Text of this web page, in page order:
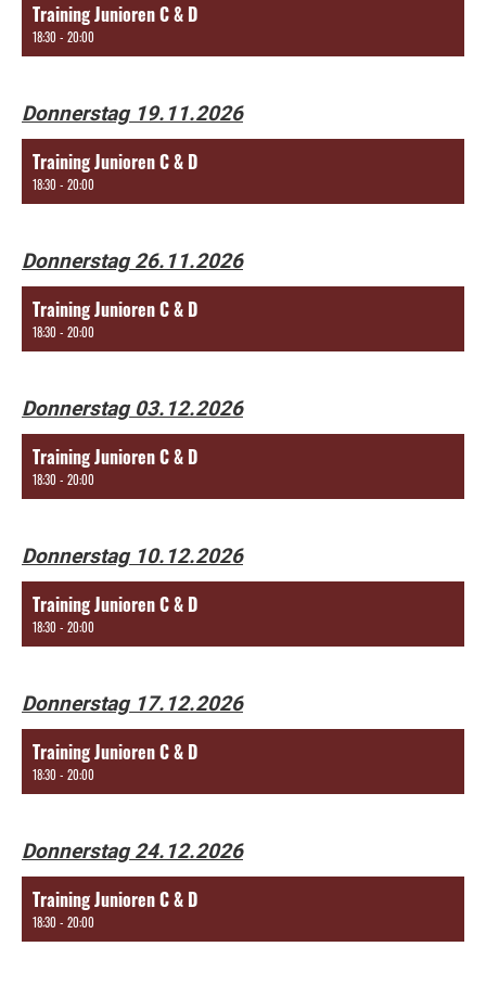
Training Junioren C & D
18:30 - 20:00
Donnerstag 19.11.2026
Training Junioren C & D
18:30 - 20:00
Donnerstag 26.11.2026
Training Junioren C & D
18:30 - 20:00
Donnerstag 03.12.2026
Training Junioren C & D
18:30 - 20:00
Donnerstag 10.12.2026
Training Junioren C & D
18:30 - 20:00
Donnerstag 17.12.2026
Training Junioren C & D
18:30 - 20:00
Donnerstag 24.12.2026
Training Junioren C & D
18:30 - 20:00